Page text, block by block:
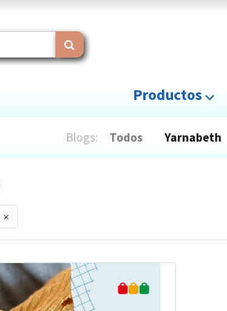
Productos ⌵
Blogs: Todos Yarnabeth
×